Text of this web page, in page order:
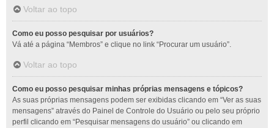
Voltar ao topo
Como eu posso pesquisar por usuários?
Vá até a página “Membros” e clique no link “Procurar um usuário”.
Voltar ao topo
Como eu posso pesquisar minhas próprias mensagens e tópicos?
As suas próprias mensagens podem ser exibidas clicando em “Ver as suas
mensagens” através do Painel de Controle do Usuário ou pelo seu próprio
perfil clicando em “Pesquisar mensagens do usuário” ou clicando em